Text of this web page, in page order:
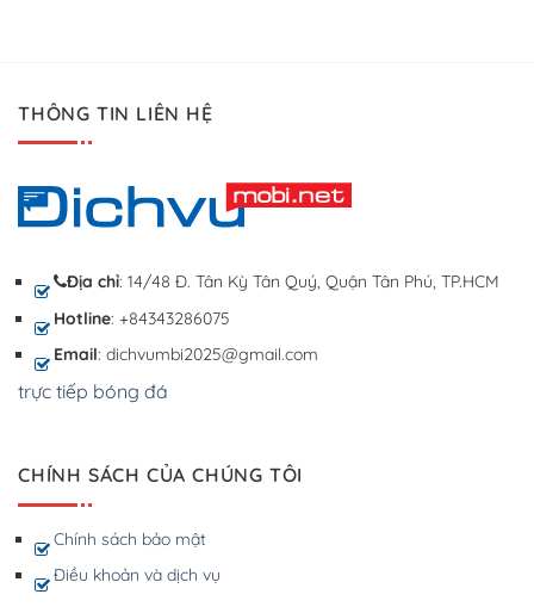
THÔNG TIN LIÊN HỆ
Địa chỉ: 14/48 Đ. Tân Kỳ Tân Quý, Quận Tân Phú, TP.HCM
Hotline: +84343286075
Email: dichvumbi2025@gmail.com
trực tiếp bóng đá
CHÍNH SÁCH CỦA CHÚNG TÔI
Chính sách bảo mật
Điều khoản và dịch vụ